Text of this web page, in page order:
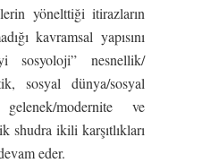
yönelttiği itirazların
kavramsal yapısını
sosyoloji” nesnellik/
sosyal dünya/sosyal
modernite ve
shudra ikili karşıtlıkları
eder.